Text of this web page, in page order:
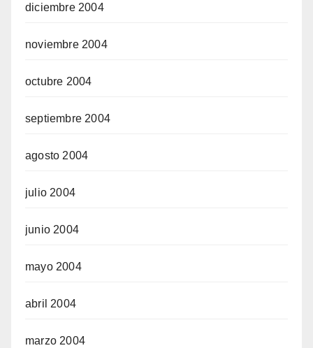
diciembre 2004
noviembre 2004
octubre 2004
septiembre 2004
agosto 2004
julio 2004
junio 2004
mayo 2004
abril 2004
marzo 2004